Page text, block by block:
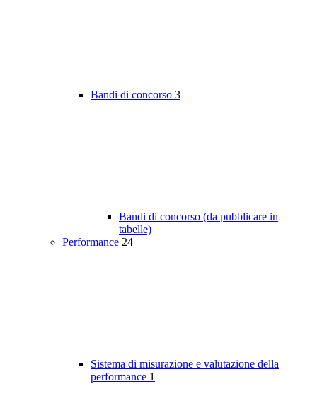
Bandi di concorso 3
Bandi di concorso (da pubblicare in
tabelle)
Performance 24
Sistema di misurazione e valutazione della
performance 1